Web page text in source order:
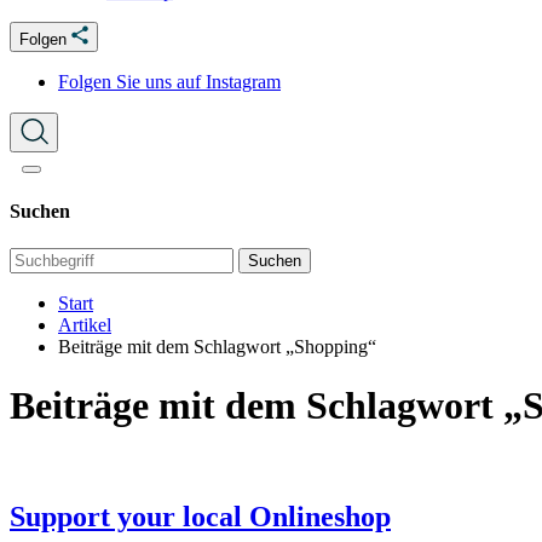
Folgen
Folgen Sie uns auf Instagram
Suchen
Suchen
Start
Artikel
Beiträge mit dem Schlagwort „Shopping“
Beiträge mit dem Schlagwort
Support your local Onlineshop